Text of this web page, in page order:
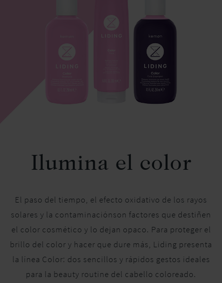
Ilumina el color
El paso del tiempo, el efecto oxidativo de los rayos
solares y la contaminaciónson factores que destiñen
el color cosmético y lo dejan opaco. Para proteger el
brillo del color y hacer que dure más, Liding presenta
la línea Color: dos sencillos y rápidos gestos ideales
para la beauty routine del cabello coloreado.